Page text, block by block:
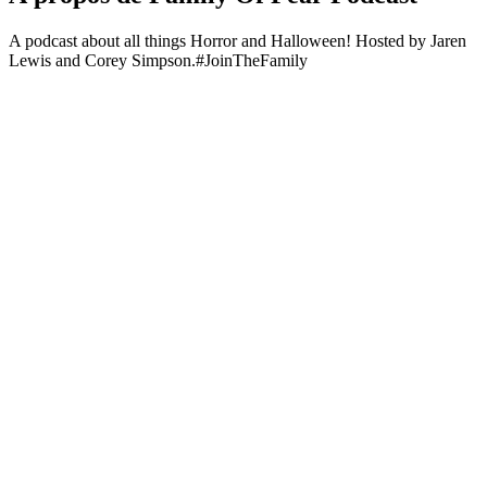
A podcast about all things Horror and Halloween! Hosted by Jaren
Lewis and Corey Simpson.#JoinTheFamily